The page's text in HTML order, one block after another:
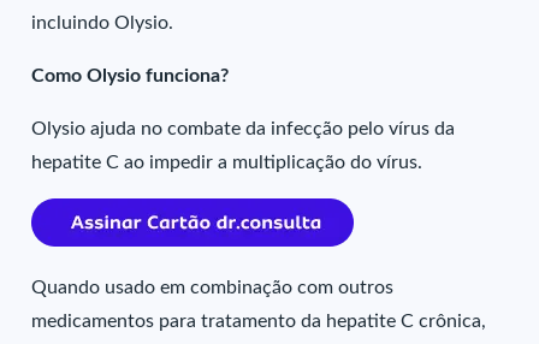
incluindo Olysio.
Como Olysio funciona?
Olysio ajuda no combate da infecção pelo vírus da
hepatite C ao impedir a multiplicação do vírus.
Quando usado em combinação com outros
medicamentos para tratamento da hepatite C crônica,